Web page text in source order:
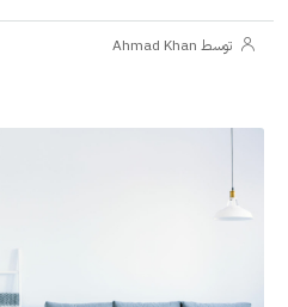
توسط Ahmad Khan